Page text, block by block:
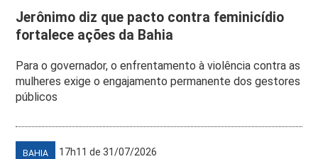
Jerônimo diz que pacto contra feminicídio
fortalece ações da Bahia
Para o governador, o enfrentamento à violência contra as
mulheres exige o engajamento permanente dos gestores
públicos
BAHIA 17h11 de 31/07/2026